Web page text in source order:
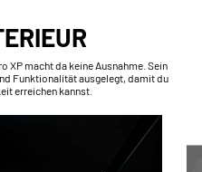
XP macht da keine Ausnahme. Sein
Funktionalität ausgelegt, damit du
erreichen kannst.